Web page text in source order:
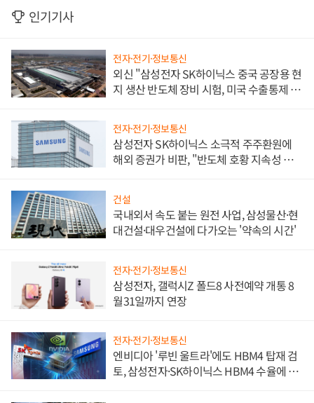
인기기사
전자·전기·정보통신
외신 "삼성전자 SK하이닉스 중국 공장용 현
지 생산 반도체 장비 시험, 미국 수출통제 대
전자·전기·정보통신
삼성전자 SK하이닉스 소극적 주주환원에
해외 증권가 비판, "반도체 호황 지속성 의
건설
국내외서 속도 붙는 원전 사업, 삼성물산·현
대건설·대우건설에 다가오는 '약속의 시간'
전자·전기·정보통신
삼성전자, 갤럭시Z 폴드8 사전예약 개통 8
월31일까지 연장
전자·전기·정보통신
엔비디아 '루빈 울트라'에도 HBM4 탑재 검
토, 삼성전자·SK하이닉스 HBM4 수율에 주